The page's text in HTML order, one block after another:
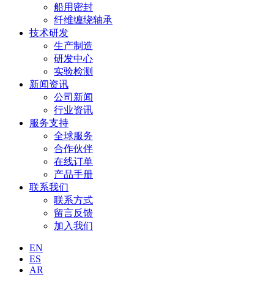
船用密封
纤维缠绕轴承
技术研发
生产制造
研发中心
实验检测
新闻资讯
公司新闻
行业资讯
服务支持
全球服务
合作伙伴
在线订单
产品手册
联系我们
联系方式
留言反馈
加入我们
EN
ES
AR